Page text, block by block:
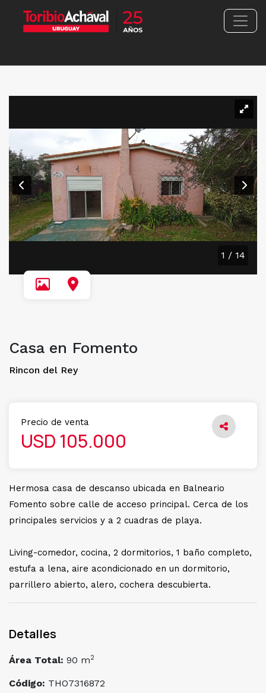
1 / 14
Casa en Fomento
Rincon del Rey
Precio de venta
USD 105.000
Hermosa casa de descanso ubicada en Balneario
Fomento sobre calle de acceso principal. Cerca de los
principales servicios y a 2 cuadras de playa.
Living-comedor, cocina, 2 dormitorios, 1 baño completo,
estufa a lena, aire acondicionado en un dormitorio,
parrillero abierto, alero, cochera descubierta.
Detalles
Área Total: 90 m2
Código: THO7316872